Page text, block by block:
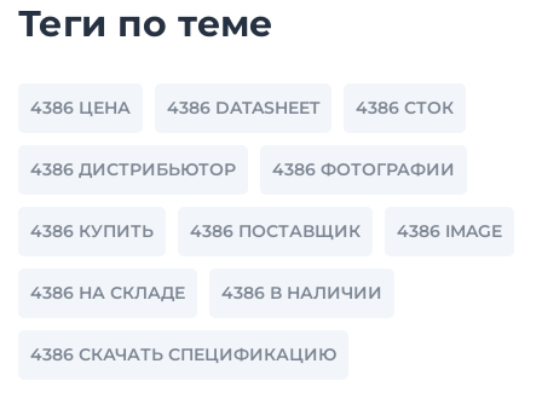
Теги по теме
4386 ЦЕНА 4386 DATASHEET 4386 СТОК
4386 ДИСТРИБЬЮТОР 4386 ФОТОГРАФИИ
4386 КУПИТЬ 4386 ПОСТАВЩИК 4386 IMAGE
4386 НА СКЛАДЕ 4386 В НАЛИЧИИ
4386 СКАЧАТЬ СПЕЦИФИКАЦИЮ